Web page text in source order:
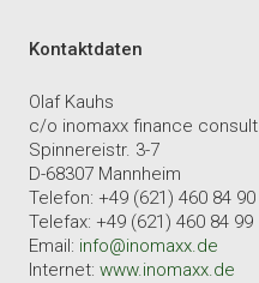
Kontaktdaten
Olaf Kauhs
c/o inomaxx finance consult
Spinnereistr. 3-7
D-68307 Mannheim
Telefon: +49 (621) 460 84 90
Telefax: +49 (621) 460 84 99
Email: info@inomaxx.de
Internet: www.inomaxx.de